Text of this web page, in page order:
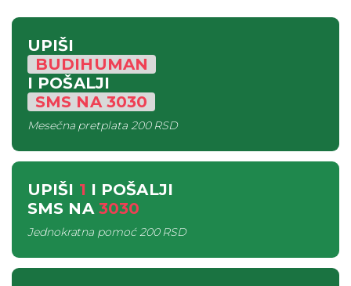
UPIŠI
BUDIHUMAN
I POŠALJI
SMS NA3030
Mesečna pretplata200 RSD
UPIŠI 1 I POŠALJI
SMS NA 3030
Jednokratna pomoć200 RSD